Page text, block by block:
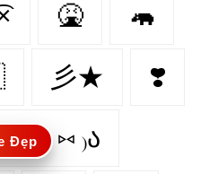
🤮 🦛
彡★ ❣️
. • ⑅ ₎ა
Đẹp